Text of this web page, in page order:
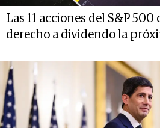
Las 11 acciones del S&P
derecho a dividendo la